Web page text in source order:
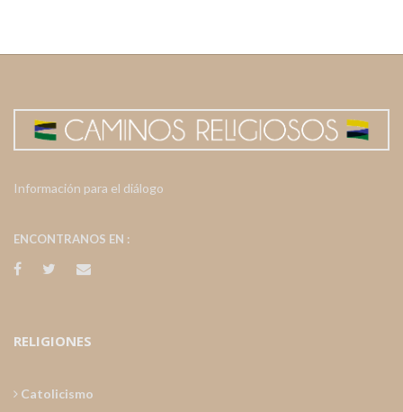
Información para el diálogo
ENCONTRANOS EN :
RELIGIONES
Catolicismo